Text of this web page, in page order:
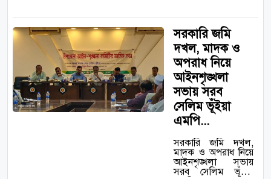
সরকারি জমি
দখল, মাদক ও
অপরাধ নিয়ে
আইনশৃঙ্খলা
সভায় সরব
সেলিম ভূঁইয়া
এমপি...
সরকারি জমি দখল,
মাদক ও অপরাধ নিয়ে
আইনশৃঙ্খলা সভায়
সরব সেলিম ভূঁইয়া